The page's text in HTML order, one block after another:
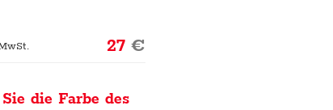
27€
die Farbe des